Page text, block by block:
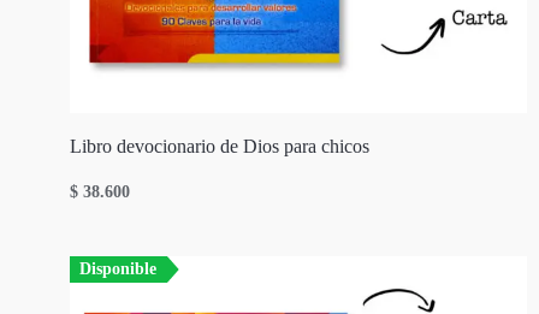
Libro devocionario de Dios para chicos
$ 38.600
Disponible